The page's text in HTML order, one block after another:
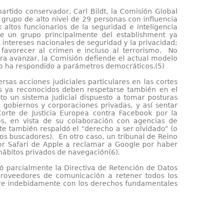
conservador, Carl Bildt, la Comisión Global
de alto nivel de 29 personas con influencia
funcionarios de la seguridad e inteligencia
un grupo principalmente del establishment ya
nacionales de seguridad y la privacidad;
al crimen e incluso al terrorismo. No
avanzar, la Comisión defiende el actual modelo
ha respondido a parámetros democráticos.(5)
acciones judiciales particulares en las cortes
reconocidos deben respetarse también en el
un sistema judicial dispuesto a tomar posturas
y corporaciones privadas, y así sentar
de Justicia Europea contra Facebook por la
en vista de su colaboración con agencias de
también respaldó el “derecho a ser olvidado” (o
buscadores). En otro caso, un tribunal de Reino
Safari de Apple a reclamar a Google por haber
privados de navegación(6).
parcialmente la Directiva de Retención de Datos
de comunicación a retener todos los
indebidamente con los derechos fundamentales